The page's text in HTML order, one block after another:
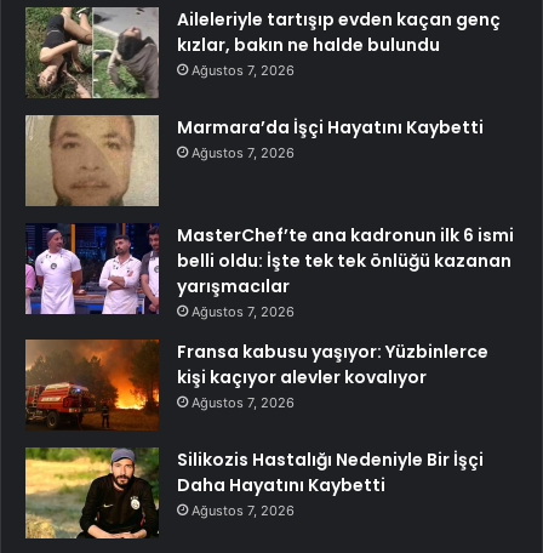
Aileleriyle tartışıp evden kaçan genç
kızlar, bakın ne halde bulundu
Ağustos 7, 2026
Marmara’da İşçi Hayatını Kaybetti
Ağustos 7, 2026
MasterChef’te ana kadronun ilk 6 ismi
belli oldu: İşte tek tek önlüğü kazanan
yarışmacılar
Ağustos 7, 2026
Fransa kabusu yaşıyor: Yüzbinlerce
kişi kaçıyor alevler kovalıyor
Ağustos 7, 2026
Silikozis Hastalığı Nedeniyle Bir İşçi
Daha Hayatını Kaybetti
Ağustos 7, 2026